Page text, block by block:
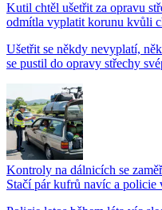
Kutil chtěl ušetřit za opravu
odmítla vyplatit korunu kvůli
Ušetřit se někdy nevyplatí,
se pustil do opravy střechy
Kontroly na dálnicích se
Stačí pár kufrů navíc a policie